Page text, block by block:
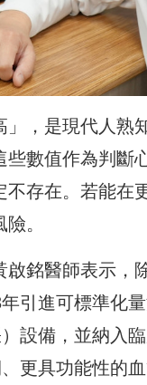
，是現代人熟
數值作為判斷
存在。若能在
。
銘醫師表示，
引進可標準化
設備，並納入
更具功能性的血